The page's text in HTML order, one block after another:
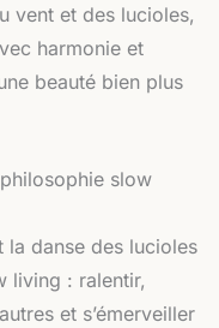
vent et des lucioles,
harmonie et
beauté bien plus
slow
danse des lucioles
living : ralentir,
et s’émerveiller